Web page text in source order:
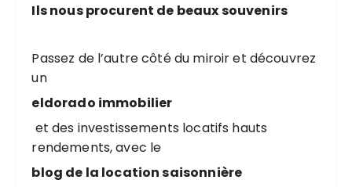
Ils nous procurent de beaux souvenirs
Passez de l’autre côté du miroir et découvrez
un
eldorado immobilier
et des investissements locatifs hauts
rendements, avec le
blog de la location saisonnière